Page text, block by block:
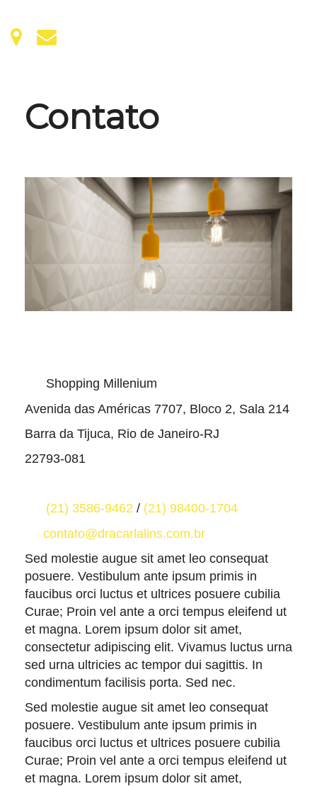
Contato
Shopping Millenium
Avenida das Américas 7707, Bloco 2, Sala 214
Barra da Tijuca, Rio de Janeiro-RJ
22793-081
(21) 3586-9462 / (21) 98400-1704
contato@dracarlalins.com.br
Sed molestie augue sit amet leo consequat
posuere. Vestibulum ante ipsum primis in
faucibus orci luctus et ultrices posuere cubilia
Curae; Proin vel ante a orci tempus eleifend ut
et magna. Lorem ipsum dolor sit amet,
consectetur adipiscing elit. Vivamus luctus urna
sed urna ultricies ac tempor dui sagittis. In
condimentum facilisis porta. Sed nec.
Sed molestie augue sit amet leo consequat
posuere. Vestibulum ante ipsum primis in
faucibus orci luctus et ultrices posuere cubilia
Curae; Proin vel ante a orci tempus eleifend ut
et magna. Lorem ipsum dolor sit amet,